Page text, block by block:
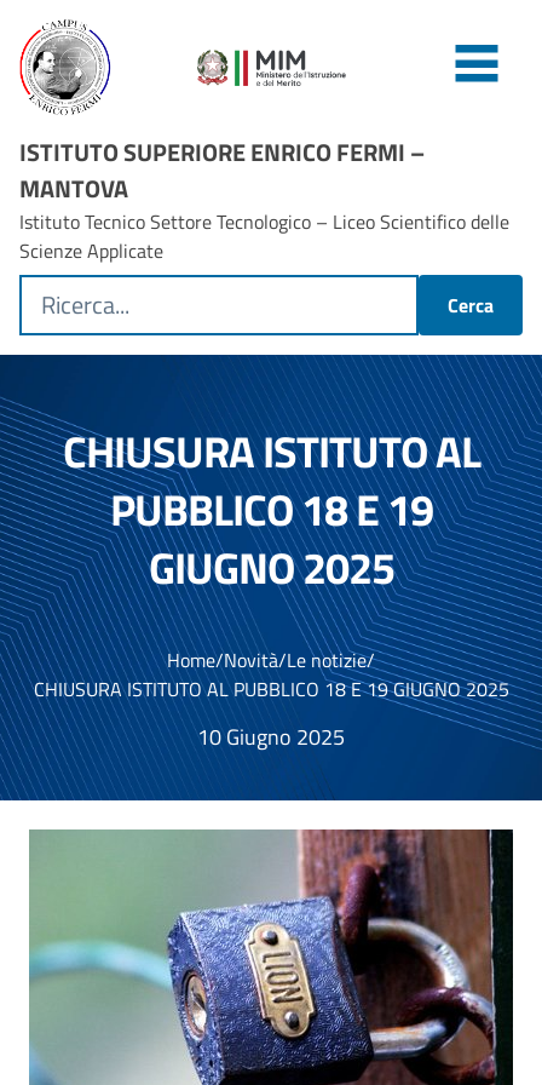
ISTITUTO SUPERIORE ENRICO FERMI –
MANTOVA
Istituto Tecnico Settore Tecnologico – Liceo Scientifico delle
Scienze Applicate
Cerca
CHIUSURA ISTITUTO AL
PUBBLICO 18 E 19
GIUGNO 2025
Home/Novità/Le notizie/
CHIUSURA ISTITUTO AL PUBBLICO 18 E 19 GIUGNO 2025
10 Giugno 2025